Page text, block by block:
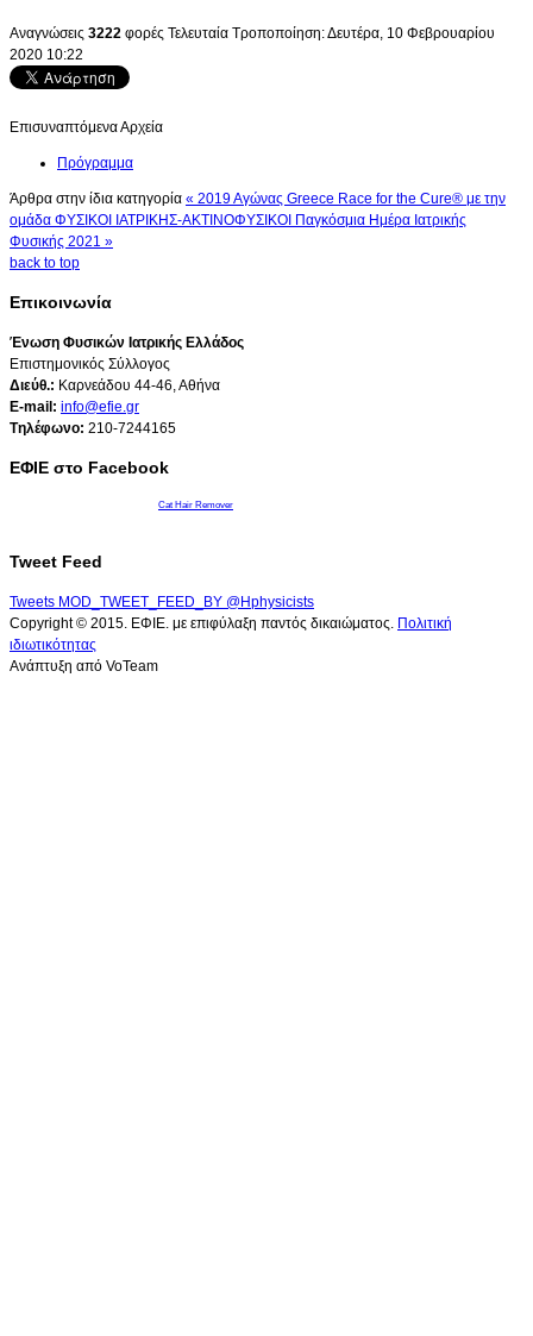
Αναγνώσεις 3222 φορές Τελευταία Τροποποίηση: Δευτέρα, 10 Φεβρουαρίου
2020 10:22
Επισυναπτόμενα Αρχεία
Πρόγραμμα
Άρθρα στην ίδια κατηγορία « 2019 Αγώνας Greece Race for the Cure® με την
ομάδα ΦΥΣΙΚΟΙ ΙΑΤΡΙΚΗΣ-ΑΚΤΙΝΟΦΥΣΙΚΟΙ Παγκόσμια Ημέρα Ιατρικής
Φυσικής 2021 »
back to top
Επικοινωνία
Ένωση Φυσικών Ιατρικής Ελλάδος
Επιστημονικός Σύλλογος
Διεύθ.: Καρνεάδου 44-46, Αθήνα
E-mail: info@efie.gr
Tηλέφωνο: 210-7244165
ΕΦΙΕ στο Facebook
Cat Hair Remover
Tweet Feed
Tweets MOD_TWEET_FEED_BY @Hphysicists
Copyright © 2015. ΕΦΙΕ. με επιφύλαξη παντός δικαιώματος. Πολιτική
ιδιωτικότητας
Ανάπτυξη από VoTeam